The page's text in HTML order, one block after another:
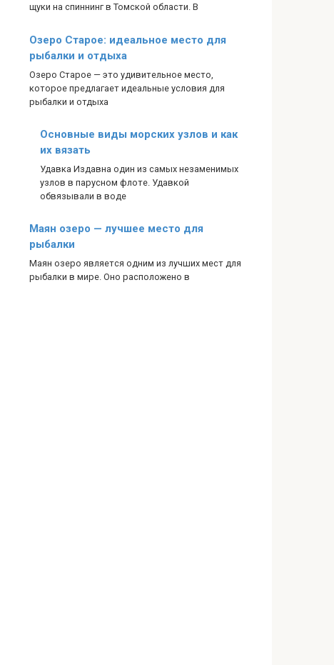
щуки на спиннинг в Томской области. В
Озеро Старое: идеальное место для
рыбалки и отдыха
Озеро Старое — это удивительное место,
которое предлагает идеальные условия для
рыбалки и отдыха
Основные виды морских узлов и как
их вязать
Удавка Издавна один из самых незаменимых
узлов в парусном флоте. Удавкой
обвязывали в воде
Маян озеро — лучшее место для
рыбалки
Маян озеро является одним из лучших мест для
рыбалки в мире. Оно расположено в